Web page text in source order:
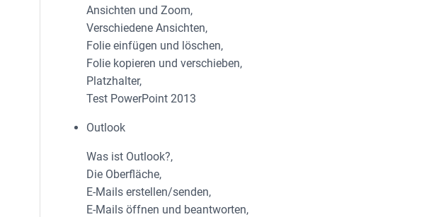
Ansichten und Zoom,
Verschiedene Ansichten,
Folie einfügen und löschen,
Folie kopieren und verschieben,
Platzhalter,
Test PowerPoint 2013
Outlook
Was ist Outlook?,
Die Oberfläche,
E-Mails erstellen/senden,
E-Mails öffnen und beantworten,